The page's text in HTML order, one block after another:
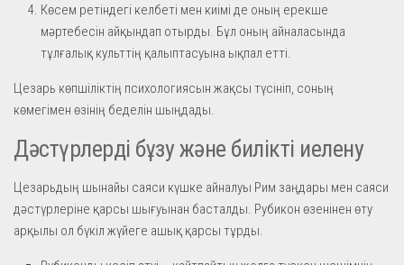
Көсем ретіндегі келбеті мен киімі де оның ерекше
мәртебесін айқындап отырды. Бұл оның айналасында
тұлғалық культтің қалыптасуына ықпал етті.
Цезарь көпшіліктің психологиясын жақсы түсініп, соның
көмегімен өзінің беделін шыңдады.
Дәстүрлерді бұзу және билікті иелену
Цезарьдың шынайы саяси күшке айналуы Рим заңдары мен саяси
дәстүрлеріне қарсы шығуынан басталды. Рубикон өзенінен өту
арқылы ол бүкіл жүйеге ашық қарсы тұрды.